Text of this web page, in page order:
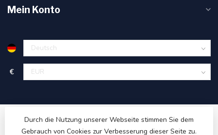
Mein Konto
€
Durch die Nutzung unserer Webseite stimmen Sie dem
Gebrauch von Cookies zur Verbesserung dieser Seite zu.